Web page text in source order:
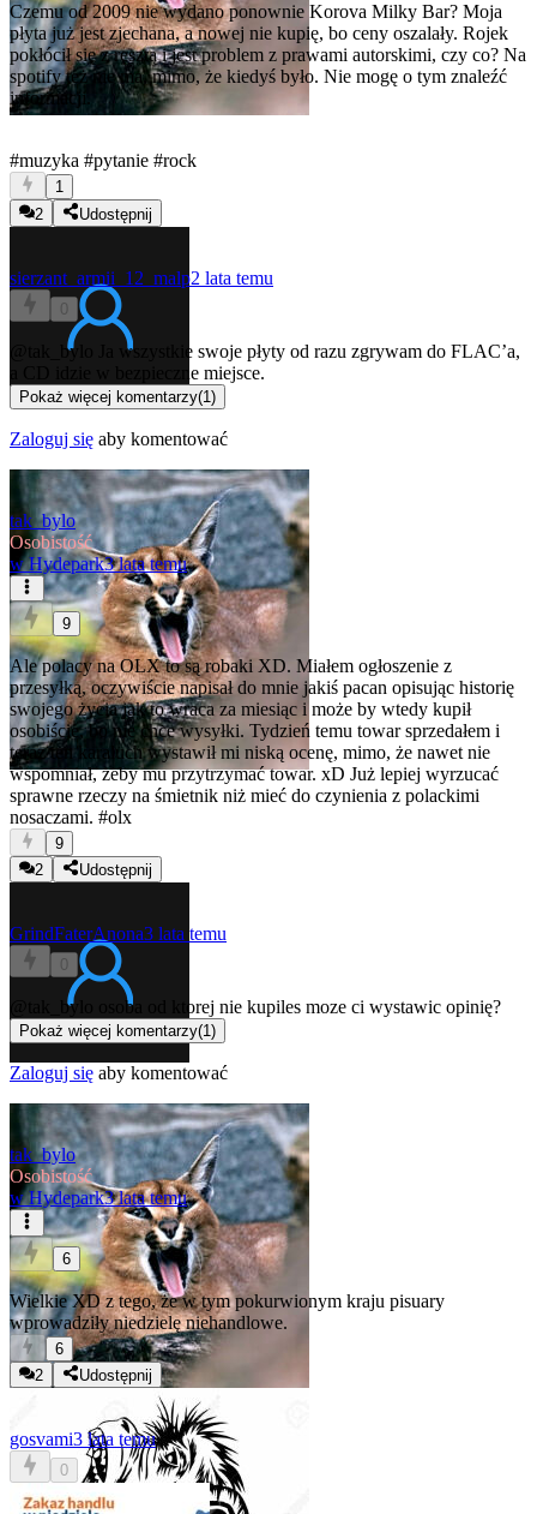
Czemu od 2009 nie wydano ponownie Korova Milky Bar? Moja
płyta już jest zjechana, a nowej nie kupię, bo ceny oszalały. Rojek
pokłócił się z resztą i jest problem z prawami autorskimi, czy co? Na
spotify też nie ma, mimo, że kiedyś było. Nie mogę o tym znaleźć
informacji.
#muzyka #pytanie #rock
1
2
Udostępnij
sierzant_armii_12_malp2 lata temu
0
@tak_bylo
Ja wszystkie swoje płyty od razu zgrywam do FLAC’a,
a CD idzie w bezpieczne miejsce.
Pokaż więcej komentarzy(1 )
Zaloguj się aby komentować
tak_bylo
Osobistość
w Hydepark3 lata temu
9
Ale polacy na OLX to są robaki XD. Miałem ogłoszenie z
przesyłką, oczywiście napisał do mnie jakiś pacan opisując historię
swojego życia jak to wraca za miesiąc i może by wtedy kupił
osobiście, bo nie chce wysyłki. Tydzień temu towar sprzedałem i
teraz ten karaluch wystawił mi niską ocenę, mimo, że nawet nie
wspomniał, żeby mu przytrzymać towar. xD Już lepiej wyrzucać
sprawne rzeczy na śmietnik niż mieć do czynienia z polackimi
nosaczami. #olx
9
2
Udostępnij
GrindFaterAnona3 lata temu
0
@tak_bylo osoba od ktorej nie kupiles moze ci wystawic opinię?
Pokaż więcej komentarzy(1)
Zaloguj się aby komentować
tak_bylo
Osobistość
w Hydepark3 lata temu
6
Wielkie XD z tego, że w tym pokurwionym kraju pisuary
wprowadziły niedzielę niehandlowe.
6
2
Udostępnij
gosvami3 lata temu
0